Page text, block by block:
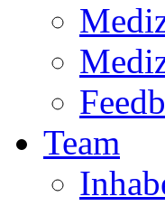
Team